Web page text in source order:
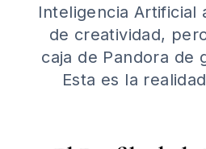
Inteligencia Artificial
de creatividad,
caja de Pandora de
Esta es la